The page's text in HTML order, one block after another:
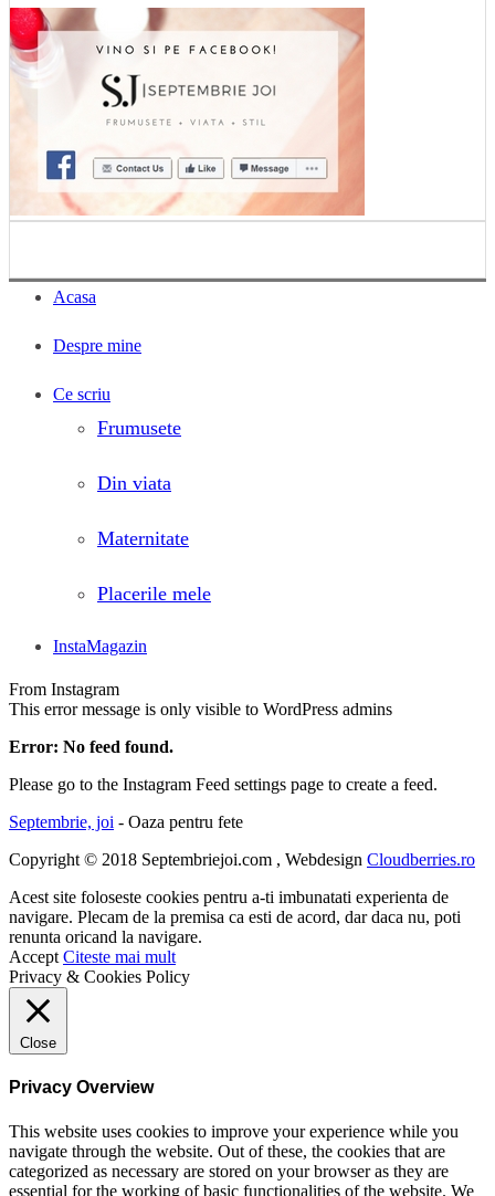
Acasa
Despre mine
Ce scriu
Frumusete
Din viata
Maternitate
Placerile mele
InstaMagazin
From Instagram
This error message is only visible to WordPress admins
Error: No feed found.
Please go to the Instagram Feed settings page to create a feed.
Septembrie, joi - Oaza pentru fete
Copyright © 2018 Septembriejoi.com , Webdesign Cloudberries.ro
Acest site foloseste cookies pentru a-ti imbunatati experienta de
navigare. Plecam de la premisa ca esti de acord, dar daca nu, poti
renunta oricand la navigare.
Accept Citeste mai mult
Privacy & Cookies Policy
Close
Privacy Overview
This website uses cookies to improve your experience while you
navigate through the website. Out of these, the cookies that are
categorized as necessary are stored on your browser as they are
essential for the working of basic functionalities of the website. We